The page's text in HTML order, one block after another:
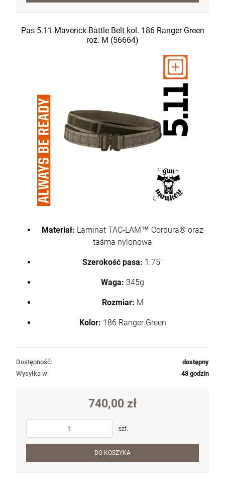
6 290,00 zł
6 700,00 zł
Karabin samopowtarzalny AR15 IWI ZION
Z-15 lufa 12.5" kal. 5,56x45mm/.223Rem
Pas 5.11 Maverick Battle Belt kol. 186 Ranger Green
roz. M (56664)
Materiał: Laminat TAC-LAM™ Cordura® oraz
taśma nylonowa
Szerokość pasa: 1.75"
Waga: 345g
Rozmiar: M
Kolor: 186 Ranger Green
Dostępność:
dostępny
Wysyłka w:
48 godzin
740,00 zł
szt.
DO KOSZYKA